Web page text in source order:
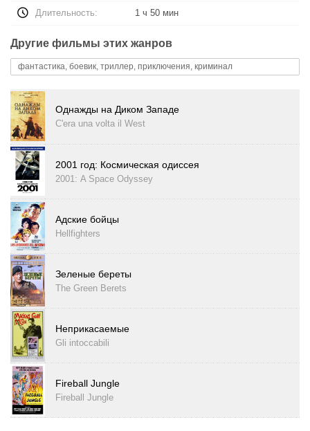
Длительность: 1 ч 50 мин
Другие фильмы этих жанров
фантастика, боевик, триллер, приключения, криминал
Однажды на Диком Западе
C'era una volta il West
2001 год: Космическая одиссея
2001: A Space Odyssey
Адские бойцы
Hellfighters
Зеленые береты
The Green Berets
Неприкасаемые
Gli intoccabili
Fireball Jungle
Fireball Jungle